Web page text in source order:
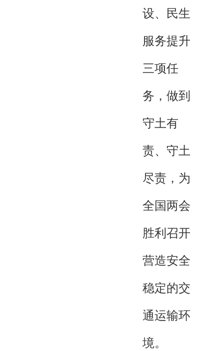
设、民生
服务提升
三项任
务，做到
守土有
责、守土
尽责，为
全国两会
胜利召开
营造安全
稳定的交
通运输环
境。